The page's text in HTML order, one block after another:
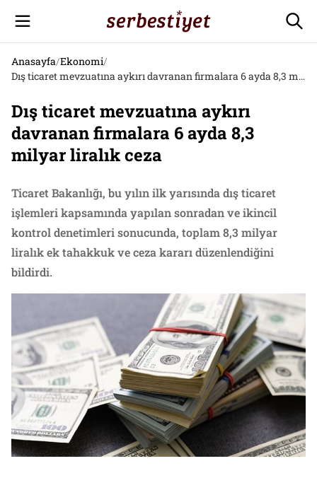
Anasayfa/Ekonomi/
Dış ticaret mevzuatına aykırı davranan firmalara 6 ayda 8,3 milyar liralık ceza
Dış ticaret mevzuatına aykırı
davranan firmalara 6 ayda 8,3
milyar liralık ceza
Ticaret Bakanlığı, bu yılın ilk yarısında dış ticaret
işlemleri kapsamında yapılan sonradan ve ikincil
kontrol denetimleri sonucunda, toplam 8,3 milyar
liralık ek tahakkuk ve ceza kararı düzenlendiğini
bildirdi.